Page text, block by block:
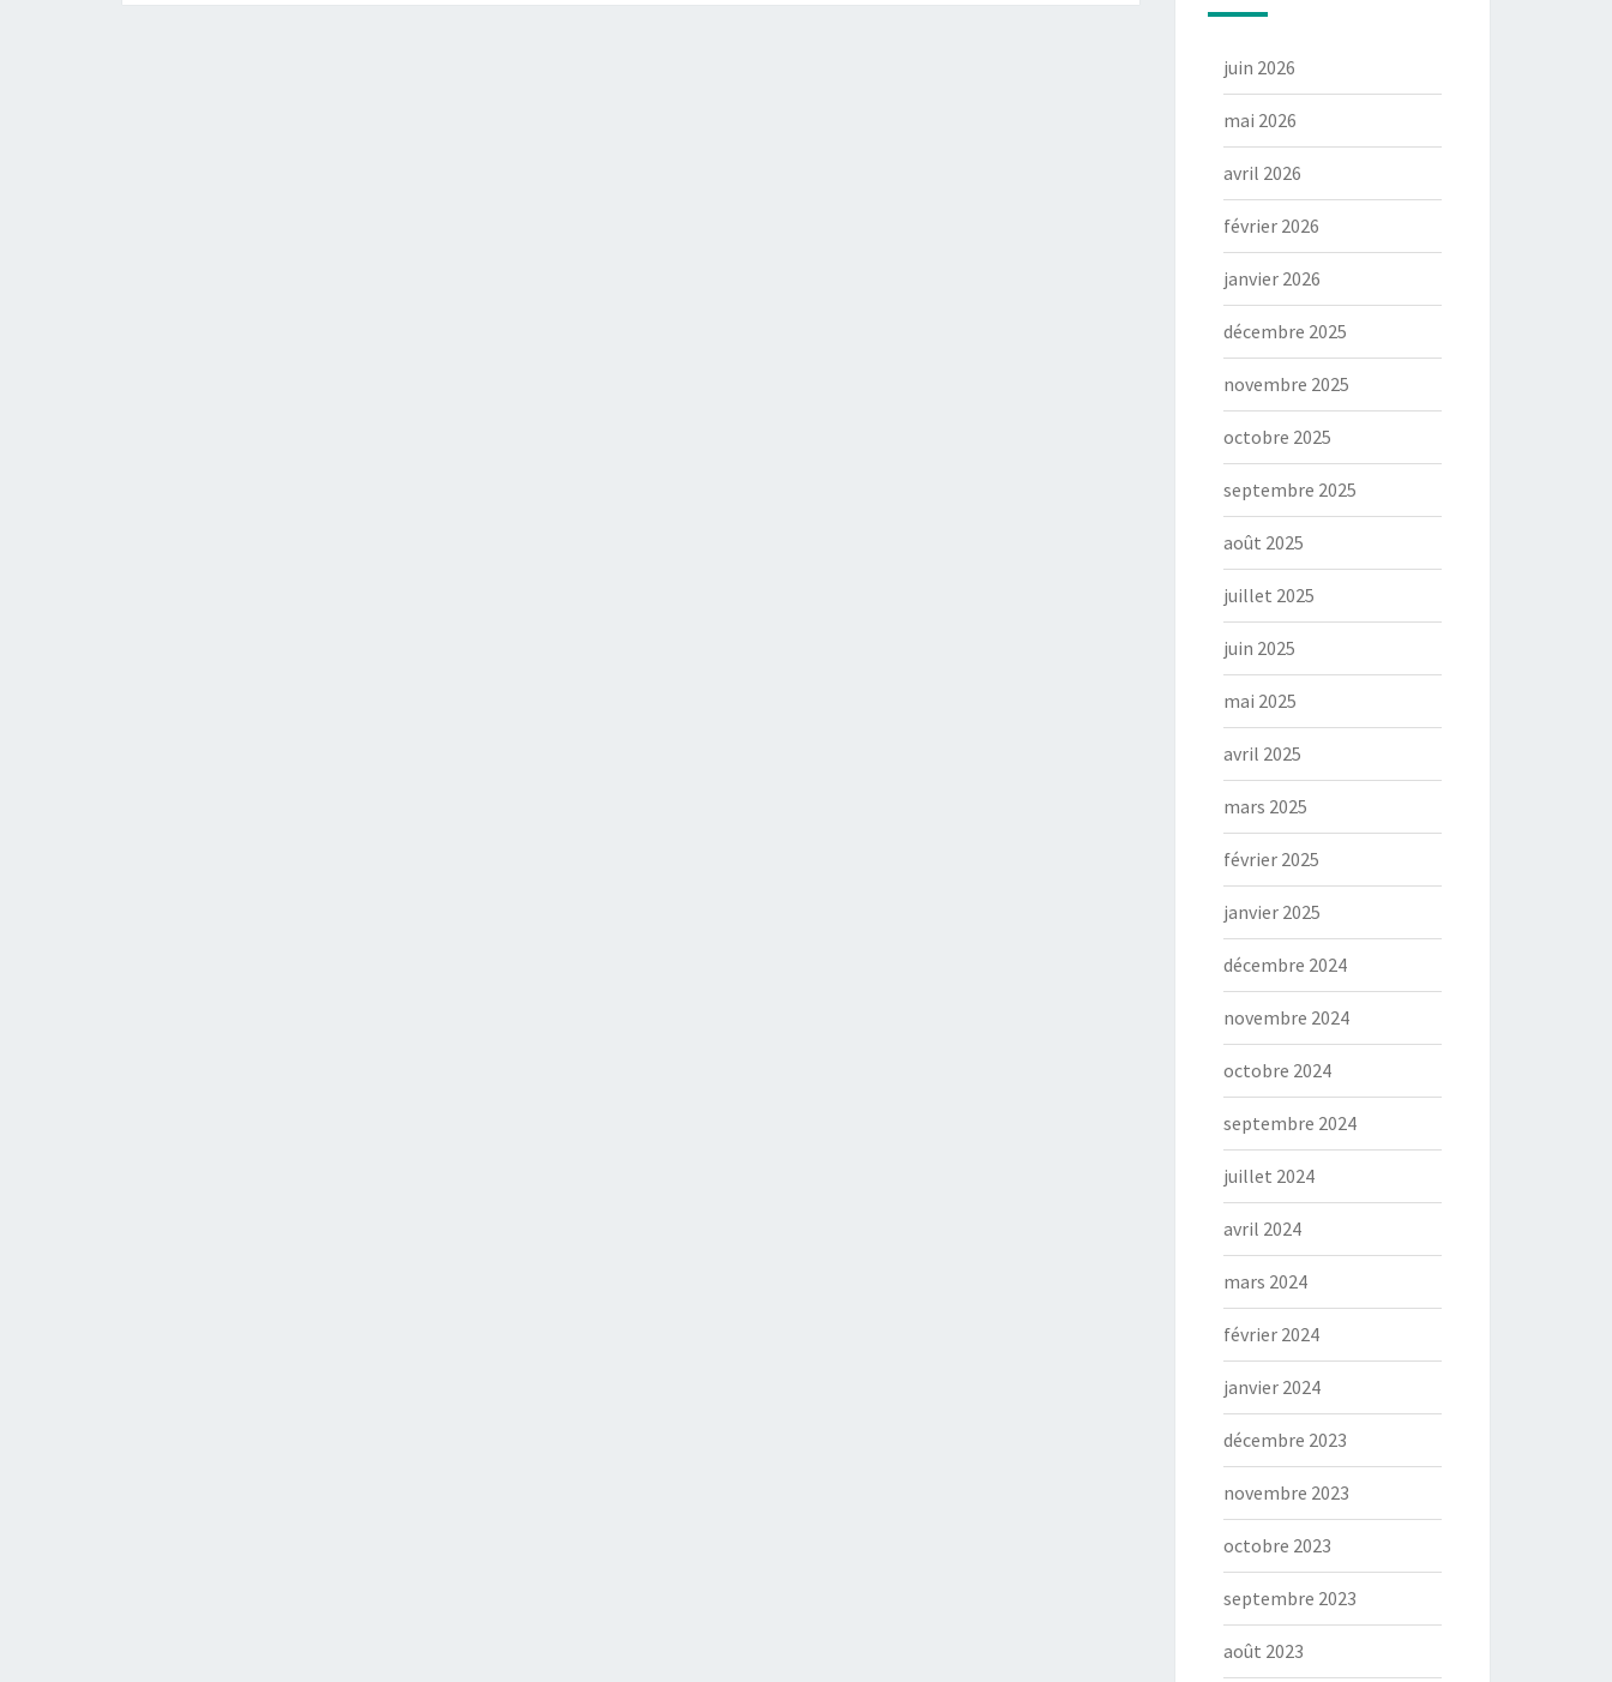
juin 2026
mai 2026
avril 2026
février 2026
janvier 2026
décembre 2025
novembre 2025
octobre 2025
septembre 2025
août 2025
juillet 2025
juin 2025
mai 2025
avril 2025
mars 2025
février 2025
janvier 2025
décembre 2024
novembre 2024
octobre 2024
septembre 2024
juillet 2024
avril 2024
mars 2024
février 2024
janvier 2024
décembre 2023
novembre 2023
octobre 2023
septembre 2023
août 2023